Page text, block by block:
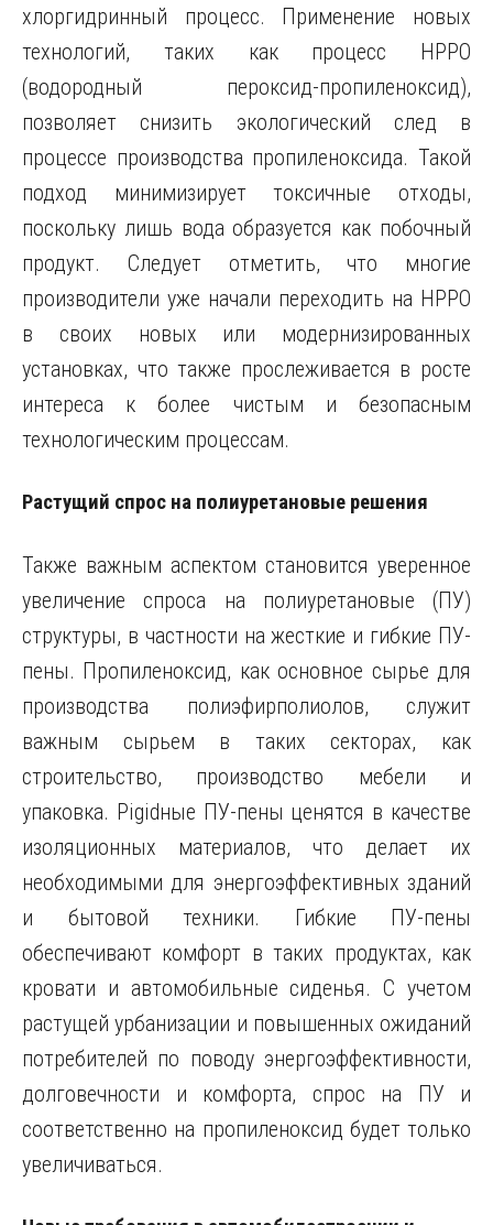
хлоргидринный процесс. Применение новых
технологий, таких как процесс HPPO
(водородный пероксид-пропиленоксид),
позволяет снизить экологический след в
процессе производства пропиленоксида. Такой
подход минимизирует токсичные отходы,
поскольку лишь вода образуется как побочный
продукт. Следует отметить, что многие
производители уже начали переходить на HPPO
в своих новых или модернизированных
установках, что также прослеживается в росте
интереса к более чистым и безопасным
технологическим процессам.
Растущий спрос на полиуретановые решения
Также важным аспектом становится уверенное
увеличение спроса на полиуретановые (ПУ)
структуры, в частности на жесткие и гибкие ПУ-
пены. Пропиленоксид, как основное сырье для
производства полиэфирполиолов, служит
важным сырьем в таких секторах, как
строительство, производство мебели и
упаковка. Рigidные ПУ-пены ценятся в качестве
изоляционных материалов, что делает их
необходимыми для энергоэффективных зданий
и бытовой техники. Гибкие ПУ-пены
обеспечивают комфорт в таких продуктах, как
кровати и автомобильные сиденья. С учетом
растущей урбанизации и повышенных ожиданий
потребителей по поводу энергоэффективности,
долговечности и комфорта, спрос на ПУ и
соответственно на пропиленоксид будет только
увеличиваться.